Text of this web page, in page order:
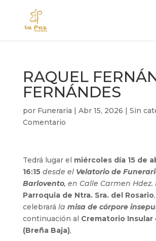
RAQUEL
FERNÁNDES
por Funeraria | Abr 15, 2026 | Sin
Comentario
Tedrá lugar el miércoles día 15 de
16:15 desde el Velatorio de
Barlovento, en Calle Carmen Hdez.
Parroquia de Ntra. Sra. del Rosario
celebrará la misa de córpore
continuación al Crematorio Insular
(Breña Baja),